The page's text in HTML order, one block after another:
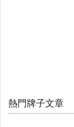
熱門牌子文章